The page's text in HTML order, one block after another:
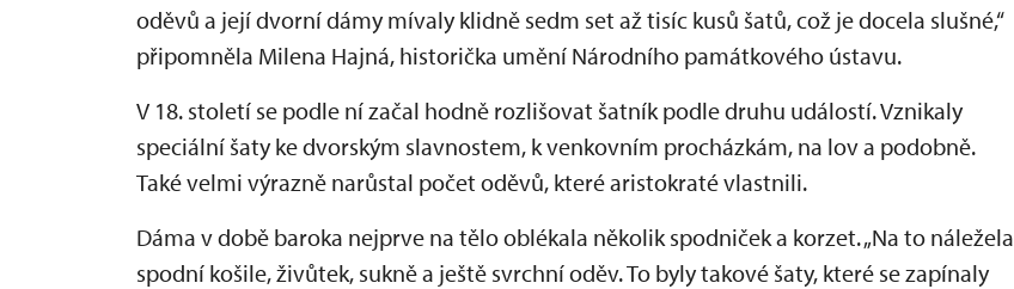
oděvů a její dvorní dámy mívaly klidně sedm set až tisíc kusů šatů, což je docela slušné,“
připomněla Milena Hajná, historička umění Národního památkového ústavu.
V 18. století se podle ní začal hodně rozlišovat šatník podle druhu událostí. Vznikaly
speciální šaty ke dvorským slavnostem, k venkovním procházkám, na lov a podobně.
Také velmi výrazně narůstal počet oděvů, které aristokraté vlastnili.
Dáma v době baroka nejprve na tělo oblékala několik spodniček a korzet. „Na to náležela
spodní košile, živůtek, sukně a ještě svrchní oděv. To byly takové šaty, které se zapínaly